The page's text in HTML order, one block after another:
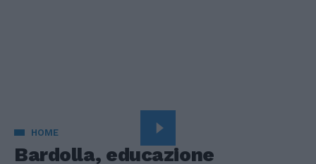
HOME
Bardolla, educazione